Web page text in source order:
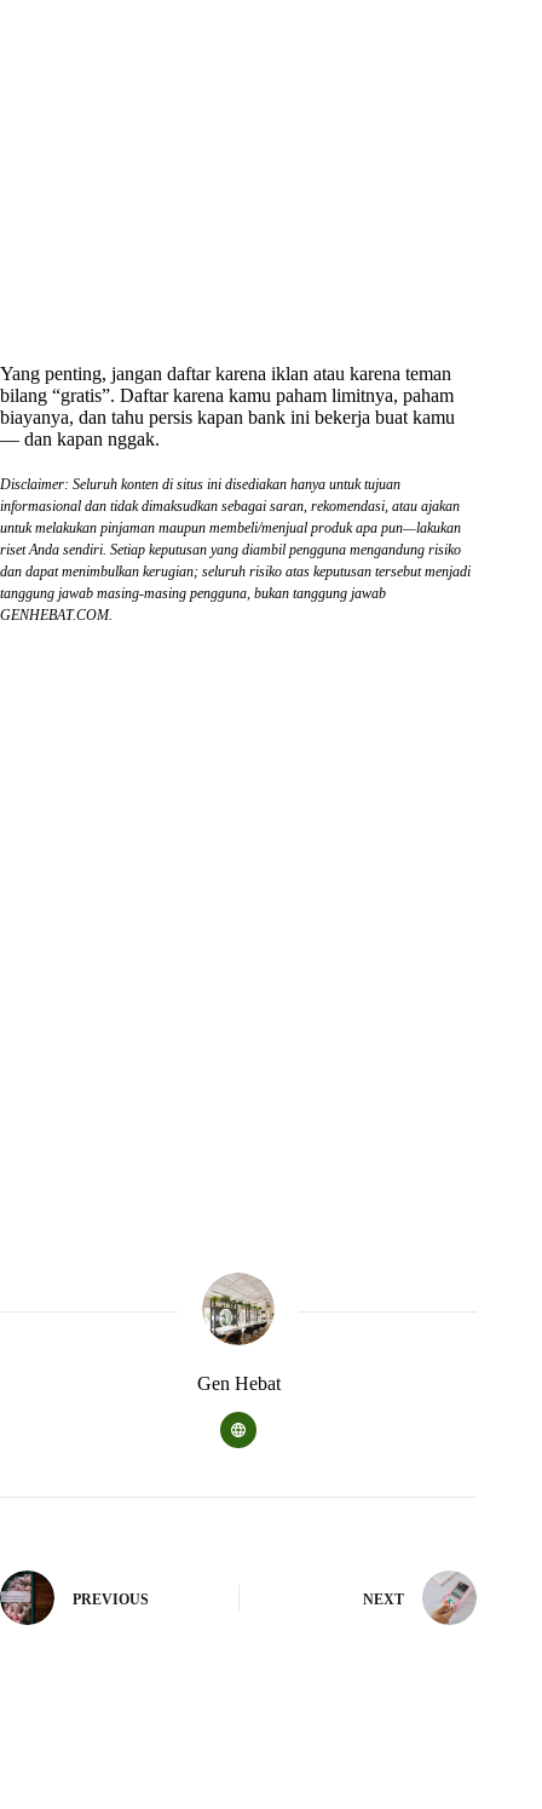
Yang penting, jangan daftar karena iklan atau karena teman
bilang “gratis”. Daftar karena kamu paham limitnya, paham
biayanya, dan tahu persis kapan bank ini bekerja buat kamu
— dan kapan nggak.
Disclaimer: Seluruh konten di situs ini disediakan hanya untuk tujuan
informasional dan tidak dimaksudkan sebagai saran, rekomendasi, atau ajakan
untuk melakukan pinjaman maupun membeli/menjual produk apa pun—lakukan
riset Anda sendiri. Setiap keputusan yang diambil pengguna mengandung risiko
dan dapat menimbulkan kerugian; seluruh risiko atas keputusan tersebut menjadi
tanggung jawab masing-masing pengguna, bukan tanggung jawab
GENHEBAT.COM.
Gen Hebat
PREVIOUS NEXT